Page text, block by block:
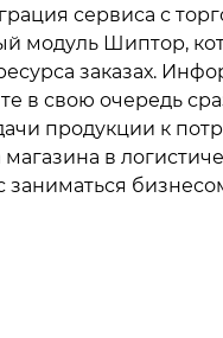
сервиса с
модуль Шиптор,
заказах.
в свою очередь
продукции к
магазина в